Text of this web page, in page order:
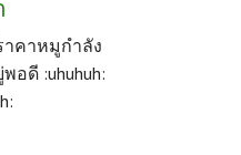
าคาหมูกำลัง
อดี :uhuhuh: